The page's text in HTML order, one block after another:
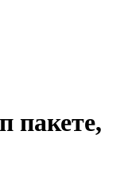
пакете,